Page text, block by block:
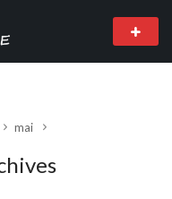
mai